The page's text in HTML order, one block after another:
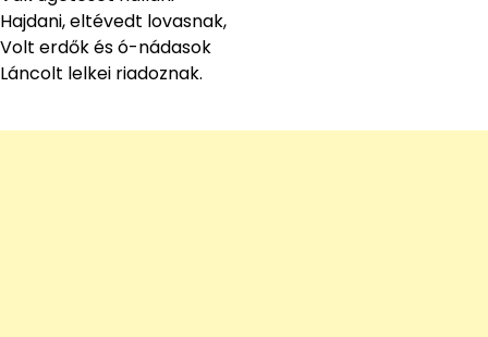
Hajdani, eltévedt lovasnak,
Volt erdők és ó-nádasok
Láncolt lelkei riadoznak.